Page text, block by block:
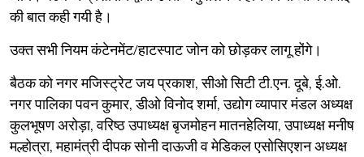
की बात कही गयी है।
उक्त सभी नियम कंटेनमेंट/हाटस्पाट जोन को छोड़कर लागू होंगे।
बैठक को नगर मजिस्ट्रेट जय प्रकाश, सीओ सिटी टी.एन. दूबे, ई.ओ.
नगर पालिका पवन कुमार, डीओ विनोद शर्मा, उद्योग व्यापार मंडल अध्यक्ष
कुलभूषण अरोड़ा, वरिष्ठ उपाध्यक्ष बृजमोहन मातनहेलिया, उपाध्यक्ष मनीष
मल्होत्रा, महामंत्री दीपक सोनी दाऊजी व मेडिकल एसोसिएशन अध्यक्ष